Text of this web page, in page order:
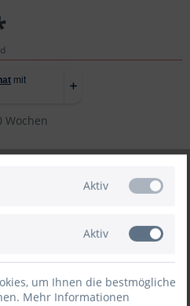
Aktiv
Aktiv
um Ihnen die bestmögliche
Mehr Informationen